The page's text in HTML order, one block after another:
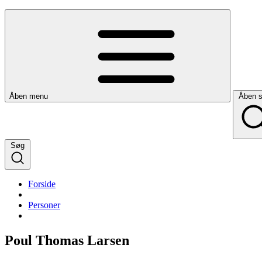
Åben menu Åben
Søg
Forside
Personer
Poul Thomas Larsen